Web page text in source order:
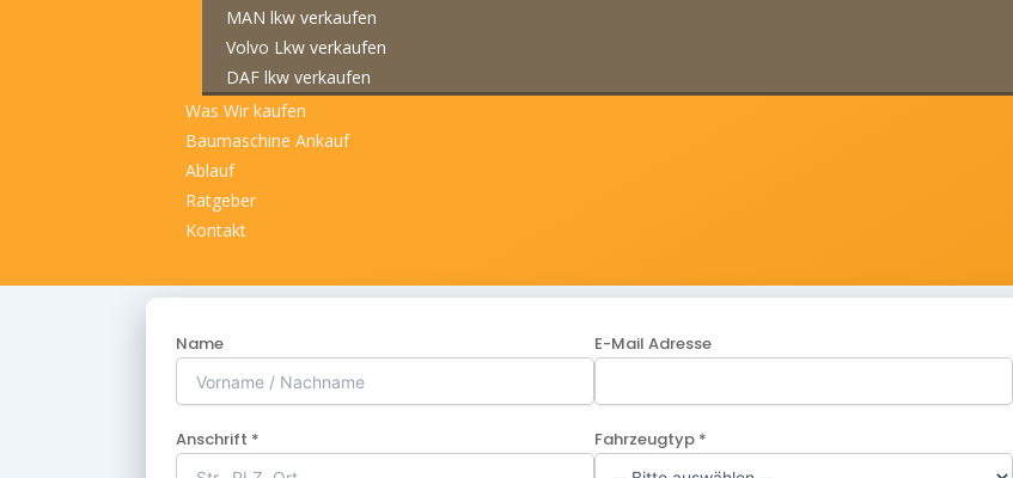
MAN lkw verkaufen
Volvo Lkw verkaufen
DAF lkw verkaufen
Was Wir kaufen
Baumaschine Ankauf
Ablauf
Ratgeber
Kontakt
Name E-Mail Adresse
Anschrift * Fahrzeugtyp *